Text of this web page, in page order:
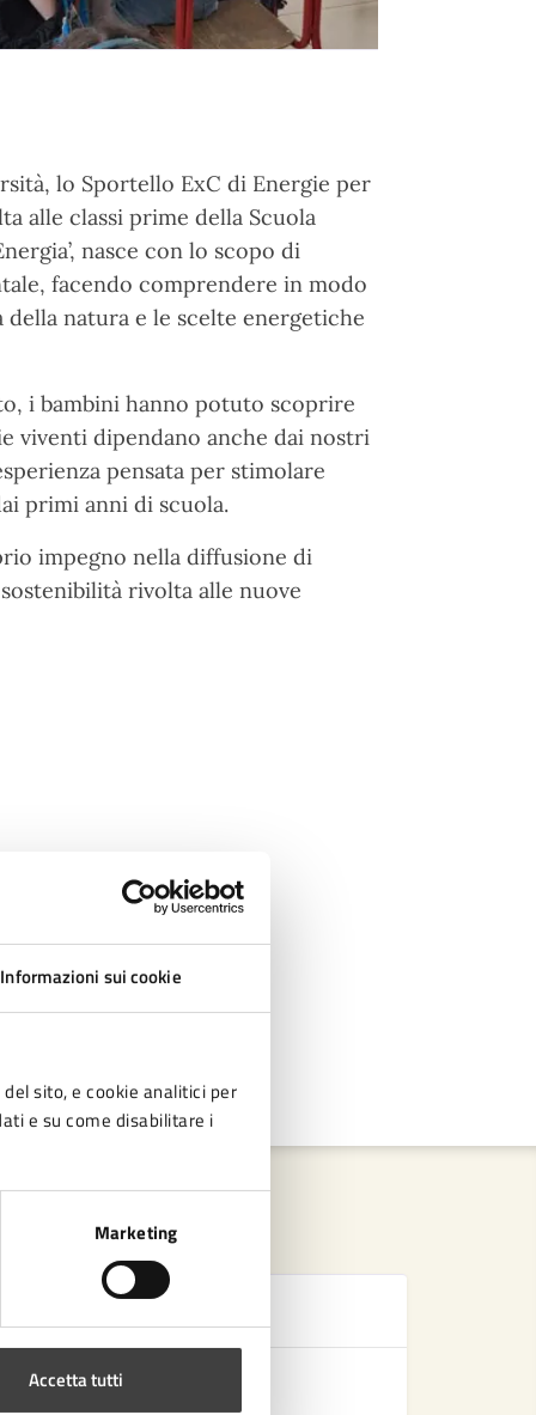
Informazioni sui cookie
sito, e cookie analitici per
e su come disabilitare i
Marketing
Accetta tutti
lo Sportello ExC di Energie per
alle classi prime della Scuola
nasce con lo scopo di
facendo comprendere in modo
natura e le scelte energetiche
i bambini hanno potuto scoprire
viventi dipendano anche dai nostri
pensata per stimolare
primi anni di scuola.
impegno nella diffusione di
rivolta alle nuove